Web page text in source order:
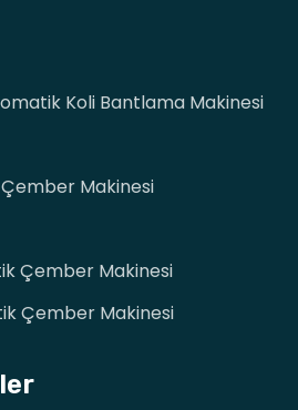
Koli Bantlama Makinesi
Çember Makinesi
Çember Makinesi
Çember Makinesi